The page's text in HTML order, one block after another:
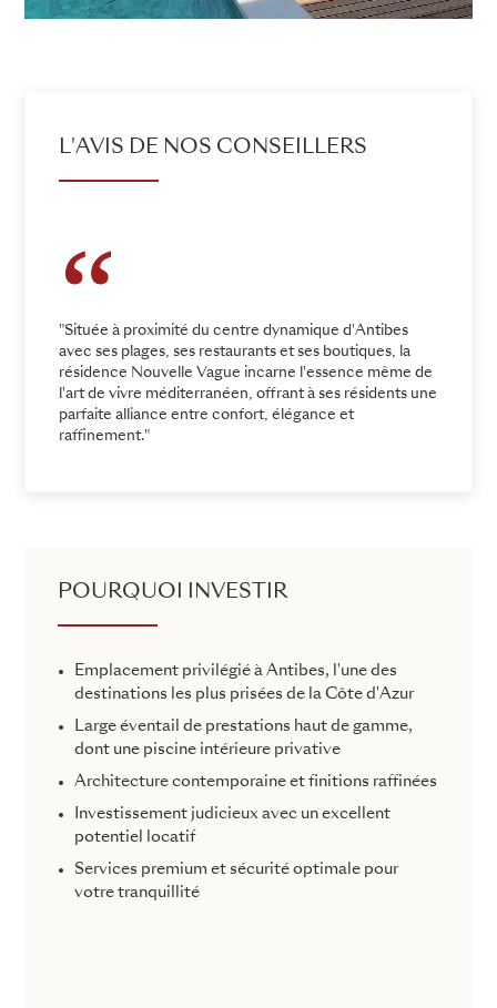
L'AVIS DE NOS CONSEILLERS
"Située à proximité du centre dynamique d'Antibes
avec ses plages, ses restaurants et ses boutiques, la
résidence Nouvelle Vague incarne l'essence même de
l'art de vivre méditerranéen, offrant à ses résidents une
parfaite alliance entre confort, élégance et
raffinement."
POURQUOI INVESTIR
Emplacement privilégié à Antibes, l'une des
destinations les plus prisées de la Côte d'Azur
Large éventail de prestations haut de gamme,
dont une piscine intérieure privative
Architecture contemporaine et finitions raffinées
Investissement judicieux avec un excellent
potentiel locatif
Services premium et sécurité optimale pour
votre tranquillité